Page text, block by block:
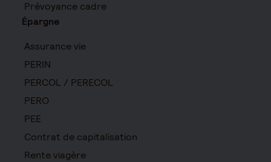
Prévoyance cadre
Épargne
Assurance vie
PERIN
PERCOL / PERECOL
PERO
PEE
Contrat de capitalisation
Rente viagère